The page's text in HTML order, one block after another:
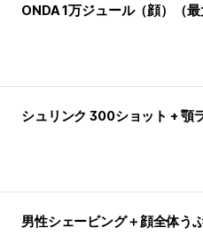
ONDA 1万ジュール（顔）（最
シュリンク 300ショット + 顎
男性シェービング＋顔全体う